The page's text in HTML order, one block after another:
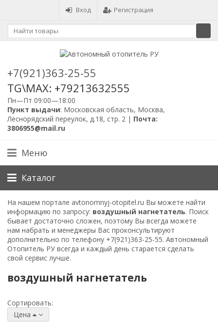
Вход Регистрация
+7(921)363-25-55
TG\MAX: +79213632555
Пн—Пт 09:00—18:00
Пункт выдачи: Московская область, Москва,
Леснорядский переулок, д.18, стр. 2 | Почта:
3806955@mail.ru
Меню
Каталог
На нашем портале avtonomnyj-otopitel.ru Вы можете найти
информацию по запросу: воздушный нагнетатель. Поиск
бывает достаточно сложен, поэтому Вы всегда можете
нам набрать и менеджеры Вас проконсультируют
дополнительно по телефону +7(921)363-25-55. Автономный
Отопитель РУ всегда и каждый день старается сделать
свой сервис лучше.
воздушный нагнетатель
Сортировать:
Цена